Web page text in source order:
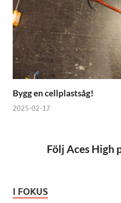
Bygg en cellplastsåg!
2025-02-17
Följ Aces High
I FOKUS